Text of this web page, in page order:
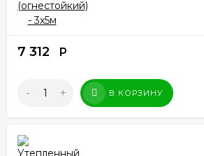
7 312 Р
- + В КОРЗИНУ